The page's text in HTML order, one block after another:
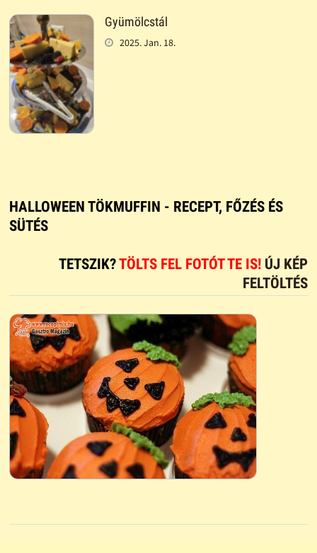
Gyümölcstál
2025. Jan. 18.
HALLOWEEN TÖKMUFFIN - RECEPT, FŐZÉS ÉS
SÜTÉS
TETSZIK?TÖLTS FEL FOTÓT TE IS! ÚJ KÉP
FELTÖLTÉS